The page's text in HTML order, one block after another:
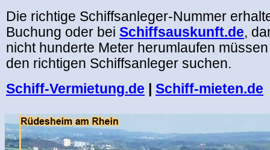
Die richtige Schiffsanleger-Nummer
Buchung oder bei Schiffsauskunft.de,
nicht hunderte Meter herumlaufen
den richtigen Schiffsanleger suchen.
Schiff-Vermietung.de
Schiff-mieten.de